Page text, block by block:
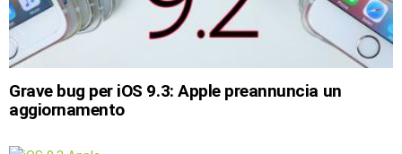
Grave bug per iOS 9.3: Apple preannuncia un
aggiornamento